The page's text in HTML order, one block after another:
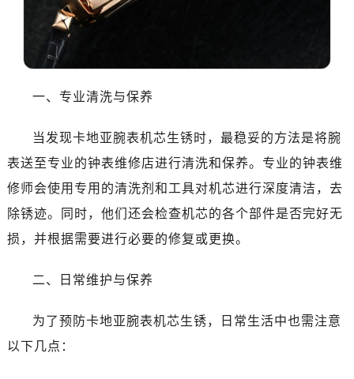
一、专业清洗与保养
当发现卡地亚腕表机芯生锈时，最稳妥的方法是将腕
表送至专业的钟表维修店进行清洗和保养。专业的钟表维
修师会使用专用的清洗剂和工具对机芯进行深度清洁，去
除锈迹。同时，他们还会检查机芯的各个部件是否完好无
损，并根据需要进行必要的修复或更换。
二、日常维护与保养
为了预防卡地亚腕表机芯生锈，日常生活中也需注意
以下几点：